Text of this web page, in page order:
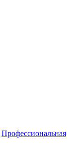
Профессиональная